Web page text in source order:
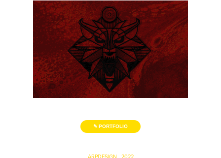
✎ PORTFOLIO